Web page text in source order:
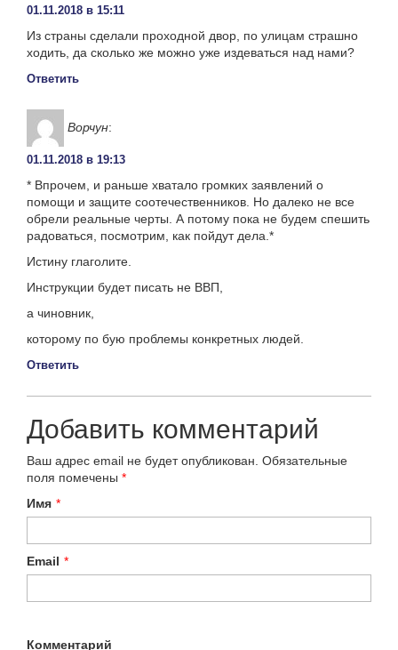
01.11.2018 в 15:11
Из страны сделали проходной двор, по улицам страшно
ходить, да сколько же можно уже издеваться над нами?
Ответить
Ворчун:
01.11.2018 в 19:13
* Впрочем, и раньше хватало громких заявлений о
помощи и защите соотечественников. Но далеко не все
обрели реальные черты. А потому пока не будем спешить
радоваться, посмотрим, как пойдут дела.*
Истину глаголите.
Инструкции будет писать не ВВП,
а чиновник,
которому по бую проблемы конкретных людей.
Ответить
Добавить комментарий
Ваш адрес email не будет опубликован. Обязательные
поля помечены *
Имя *
Email *
Комментарий